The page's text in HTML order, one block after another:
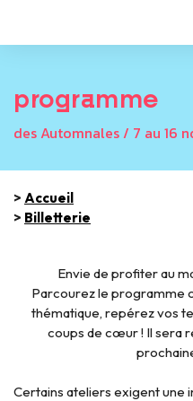
programme
des Automnales / 7 au 16
> Accueil
> Billetterie
Envie de profiter au
Parcourez le programme
thématique, repérez vos
coups de cœur ! Il sera
Certains ateliers exigent une